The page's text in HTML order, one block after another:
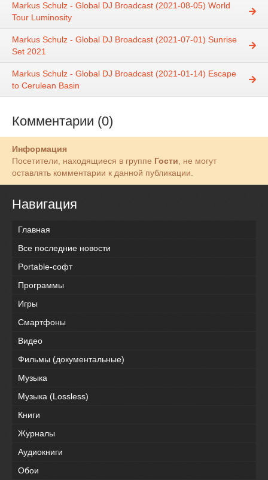
Markus Schulz - Global DJ Broadcast (2021-08-05) World
Tour Luminosity
Markus Schulz - Global DJ Broadcast (2021-07-01) Sunrise
Set 2021
Markus Schulz - Global DJ Broadcast (2021-01-14) Escape
to Cerulean Basin
Комментарии (0)
Информация
Посетители, находящиеся в группе Гости, не могут
оставлять комментарии к данной публикации.
Навигация
Главная
Все последние новости
Portable-софт
Программы
Игры
Смартфоны
Видео
Фильмы (документальные)
Музыка
Музыка (Lossless)
Книги
Журналы
Аудиокниги
Обои